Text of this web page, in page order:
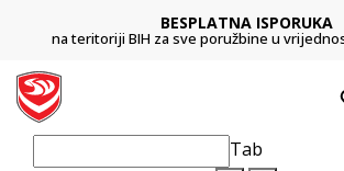
BESPLATNA ISPORUKA
na teritoriji BIH za sve poružbine u
Tab